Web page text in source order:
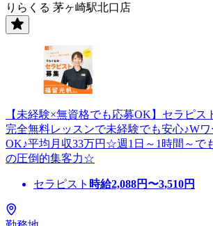
りらくる 茅ヶ崎駅北口店
【未経験×無資格でも応募OK】セラピス
完全無料レッスンで未経験でも安心♪W
OK♪平均月収33万円☆週1日～1時間～で
の圧倒的集客力☆
セラピスト 時給2,088円〜3,510円